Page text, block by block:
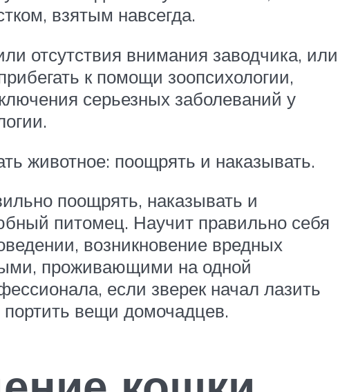
взятым навсегда.
отсутствия внимания заводчика, или
к помощи зоопсихологии,
серьезных заболеваний у
животное: поощрять и наказывать.
поощрять, наказывать и
питомец. Научит правильно себя
возникновение вредных
проживающими на одной
если зверек начал лазить
вещи домочадцев.